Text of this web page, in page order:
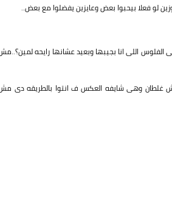
لو فعلا بيحبوا بعض وعايزين يفضلوا مع بعض..
اللى انا بجيبها وبعيد عشانها رايحه
غلطان وهى شايفه العكس ف انتوا بالطريقه دى